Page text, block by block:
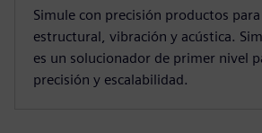
Simule con precisión productos
estructural, vibración y acústica.
es un solucionador de primer nivel
precisión y escalabilidad.